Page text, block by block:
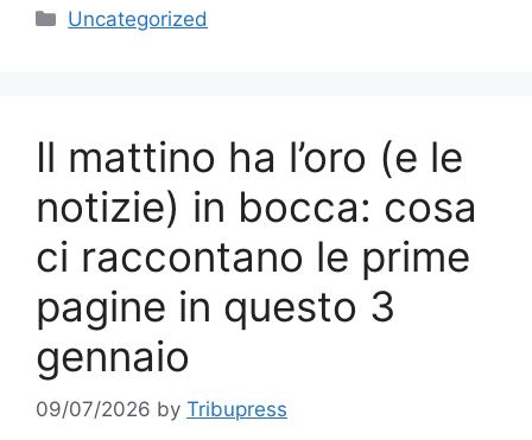
Categories
Uncategorized
Il mattino ha l’oro (e le
notizie) in bocca: cosa
ci raccontano le prime
pagine in questo 3
gennaio
09/07/2026 by Tribupress